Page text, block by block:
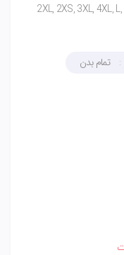
2XL, 2XS, 3XL, 4XL,
: تمام بدن